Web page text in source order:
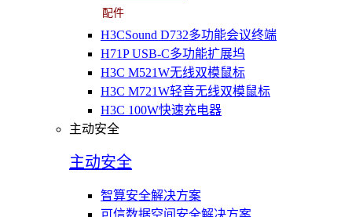
配件
H3CSound D732多功能会议终端
H71P USB-C多功能扩展坞
H3C M521W无线双模鼠标
H3C M721W轻音无线双模鼠标
H3C 100W快速充电器
主动安全
主动安全
智算安全解决方案
可信数据空间安全解决方案